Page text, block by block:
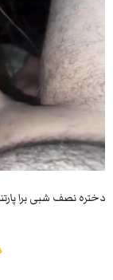
دختره نصف شبی برا